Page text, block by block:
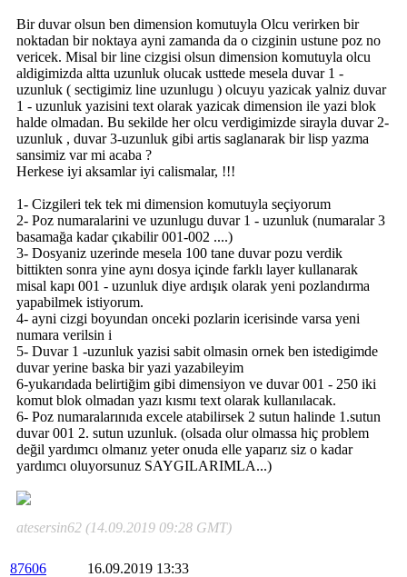
Bir duvar olsun ben dimension komutuyla Olcu verirken bir
noktadan bir noktaya ayni zamanda da o cizginin ustune poz no
vericek. Misal bir line cizgisi olsun dimension komutuyla olcu
aldigimizda altta uzunluk olucak usttede mesela duvar 1 -
uzunluk ( sectigimiz line uzunlugu ) olcuyu yazicak yalniz duvar
1 - uzunluk yazisini text olarak yazicak dimension ile yazi blok
halde olmadan. Bu sekilde her olcu verdigimizde sirayla duvar 2-
uzunluk , duvar 3-uzunluk gibi artis saglanarak bir lisp yazma
sansimiz var mi acaba ?
Herkese iyi aksamlar iyi calismalar, !!!
1- Cizgileri tek tek mi dimension komutuyla seçiyorum
2- Poz numaralarini ve uzunlugu duvar 1 - uzunluk (numaralar 3
basamağa kadar çıkabilir 001-002 ....)
3- Dosyaniz uzerinde mesela 100 tane duvar pozu verdik
bittikten sonra yine aynı dosya içinde farklı layer kullanarak
misal kapı 001 - uzunluk diye ardışık olarak yeni pozlandırma
yapabilmek istiyorum.
4- ayni cizgi boyundan onceki pozlarin icerisinde varsa yeni
numara verilsin i
5- Duvar 1 -uzunluk yazisi sabit olmasin ornek ben istedigimde
duvar yerine baska bir yazi yazabileyim
6-yukarıdada belirtiğim gibi dimensiyon ve duvar 001 - 250 iki
komut blok olmadan yazı kısmı text olarak kullanılacak.
6- Poz numaralarınıda excele atabilirsek 2 sutun halinde 1.sutun
duvar 001 2. sutun uzunluk. (olsada olur olmassa hiç problem
değil yardımcı olmanız yeter onuda elle yaparız siz o kadar
yardımcı oluyorsunuz SAYGILARIMLA...)
atesersin62 (14.09.2019 09:28 GMT)
87606
16.09.2019 13:33